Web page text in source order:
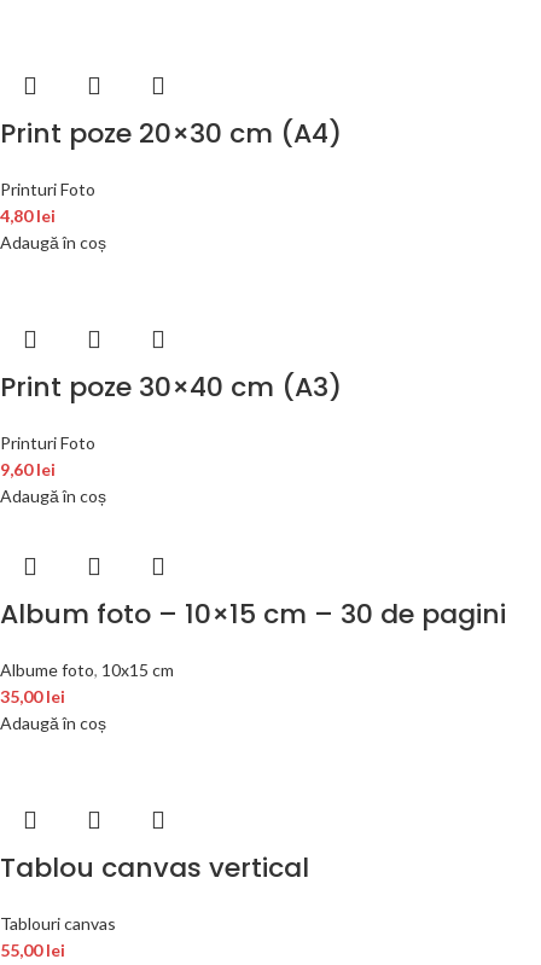
Print poze 20×30 cm (A4)
Printuri Foto
4,80lei
Adaugă în coș
Print poze 30×40 cm (A3)
Printuri Foto
9,60lei
Adaugă în coș
Album foto – 10×15 cm – 30 de pagini
Albume foto, 10x15 cm
35,00lei
Adaugă în coș
Tablou canvas vertical
Tablouri canvas
55,00lei